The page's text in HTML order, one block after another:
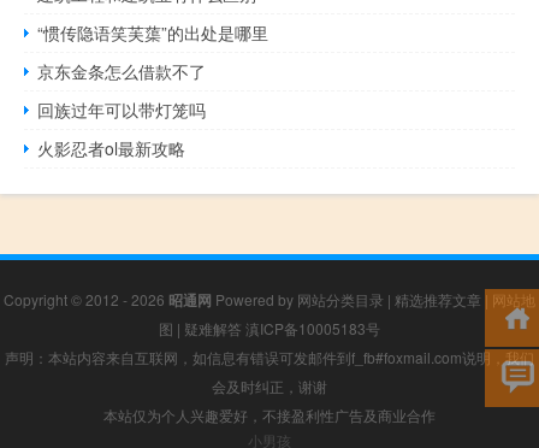
“惯传隐语笑芙蕖”的出处是哪里
京东金条怎么借款不了
回族过年可以带灯笼吗
火影忍者ol最新攻略
Copyright © 2012 - 2026 昭通网 Powered by 网站分类目录 | 精选推荐文章 | 网站地
图 | 疑难解答 滇ICP备10005183号
声明：本站内容来自互联网，如信息有错误可发邮件到f_fb#foxmail.com说明，我们
会及时纠正，谢谢
本站仅为个人兴趣爱好，不接盈利性广告及商业合作
小男孩